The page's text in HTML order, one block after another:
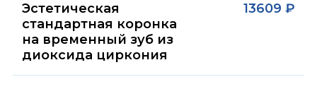
Эстетическая
стандартная коронка
на временный зуб из
диоксида циркония
13609 ₽